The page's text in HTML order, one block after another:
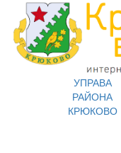
УПРАВА
РАЙОНА
КРЮКОВО